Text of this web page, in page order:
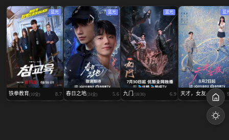
蓝光
铁拳教育(10全) 8.7
蓝光
春日之地(24全) 5.6
蓝光
九门 (18/30) 6.9
蓝
天才，女友(16/28)